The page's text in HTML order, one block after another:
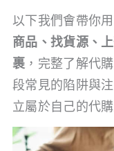
以下我們會帶你
商品、找貨源、
裹 ，完整了解代
段常見的陷阱與
立屬於自己的代購